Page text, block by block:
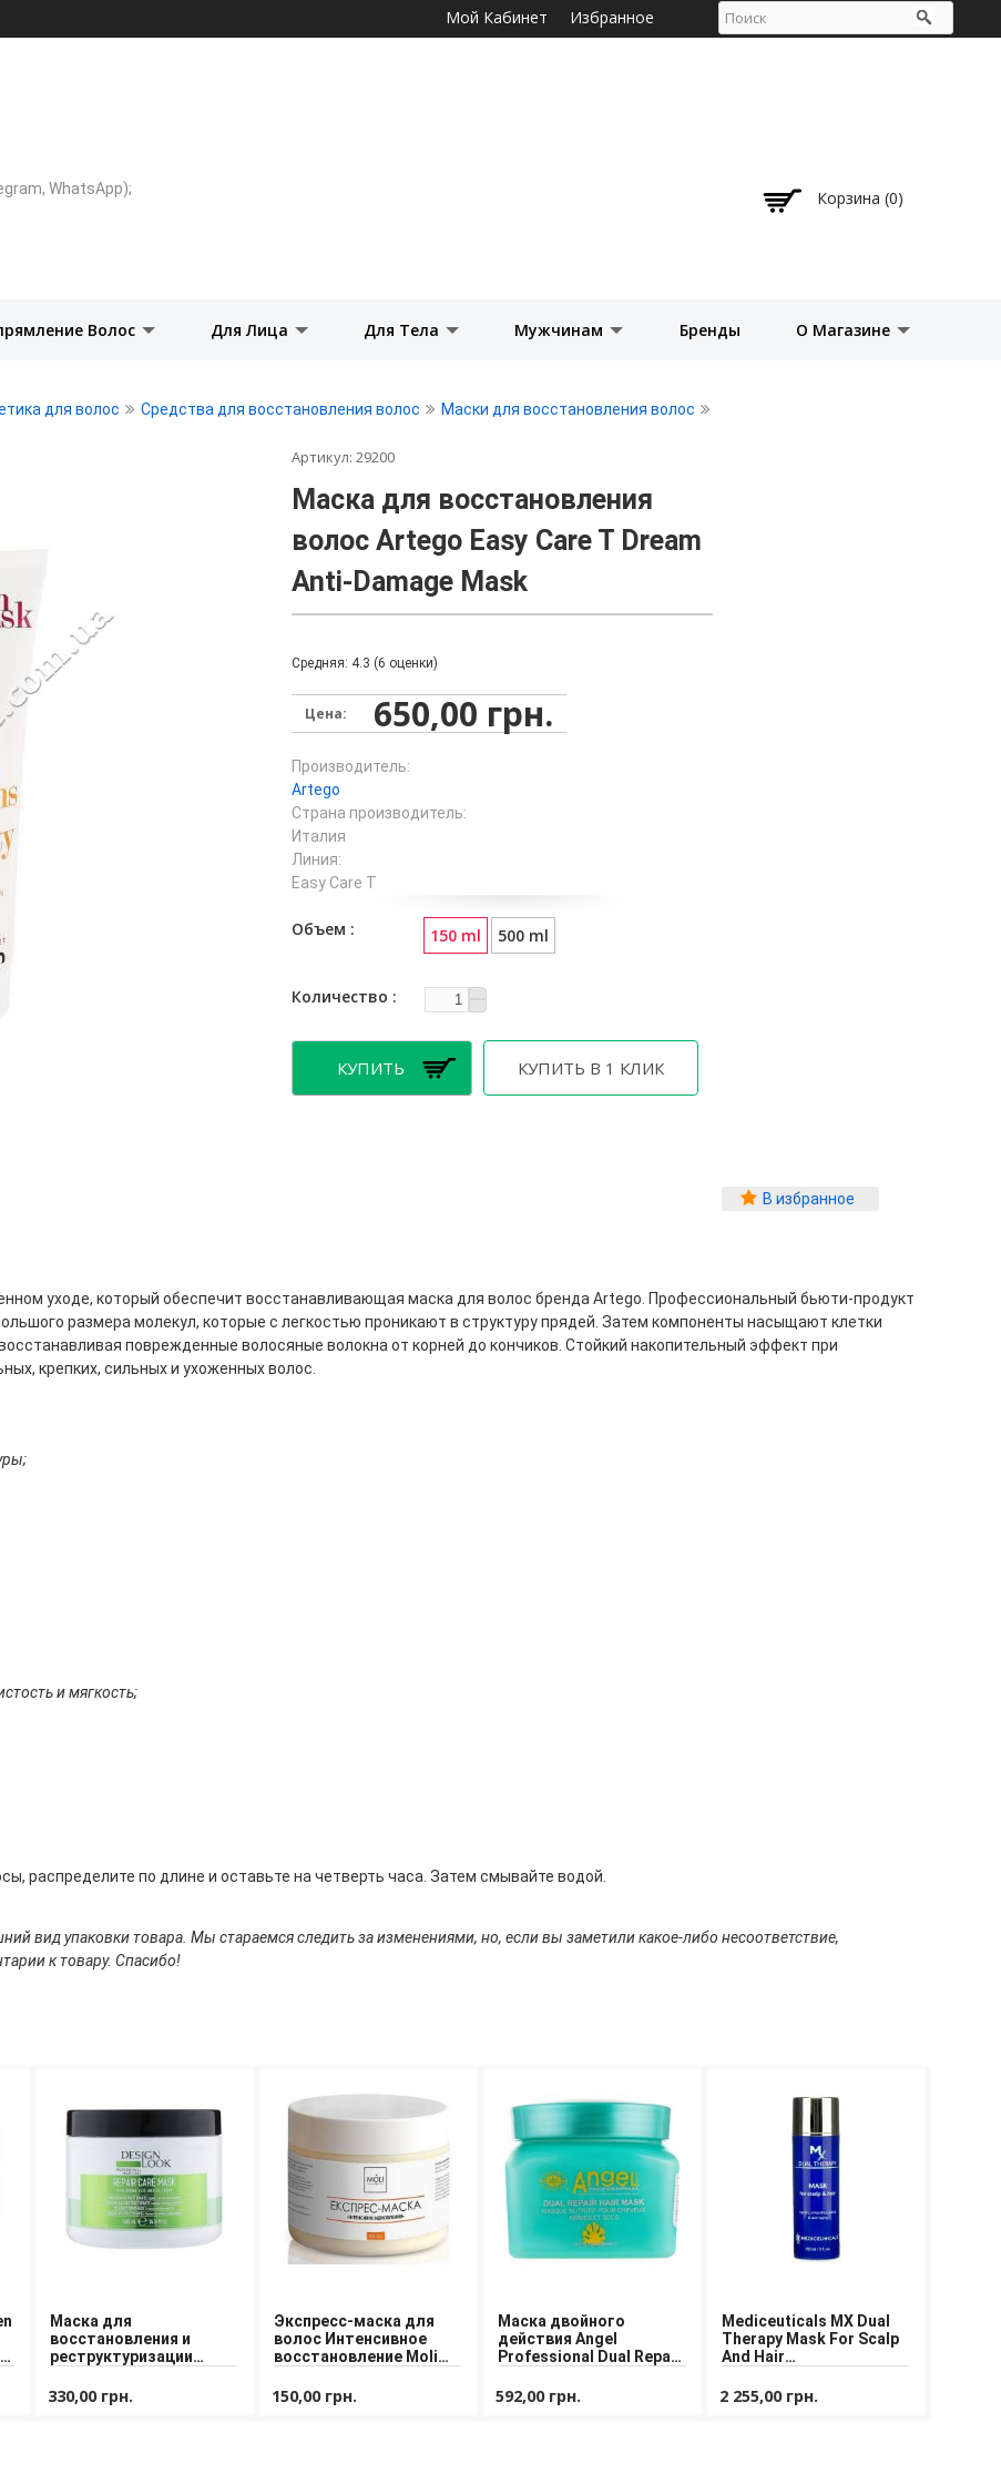
основному
Мой Кабинет Избранное
WhatsApp);
Корзина (0)
Волос Для Лица Для Тела Мужчинам Бренды О Магазине
для волос Средства для восстановления волос Маски для восстановления волос
Артикул:29200
Маска для восстановления
волос Artego Easy Care T Dream
Anti-Damage Mask
Средняя: 4.3 (6 оценки)
Цена: 650,00 грн.
Производитель:
Artego
Страна производитель:
Италия
Линия:
Easy Care T
Объем 150 ml 500 ml
Количество
В избранное
уходе, который обеспечит восстанавливающая маска для волос бренда Artego. Профессиональный бьюти-продукт
размера молекул, которые с легкостью проникают в структуру прядей. Затем компоненты насыщают клетки
поврежденные волосяные волокна от корней до кончиков. Стойкий накопительный эффект при
крепких, сильных и ухоженных волос.
и мягкость;
распределите по длине и оставьте на четверть часа. Затем смывайте водой.
вид упаковки товара. Мы стараемся следить за изменениями, но, если вы заметили какое-либо несоответствие,
к товару. Спасибо!
Маска для
восстановления и
реструктуризации
Repair Care Mask
330,00 грн.
Экспресс-маска для
волос Интенсивное
восстановление Moli
150,00 грн.
Маска двойного
действия Angel
Professional Dual Repair
592,00 грн.
Mediceuticals MX Dual
Therapy Mask For Scalp
And Hair
для волос
2 255,00 грн.